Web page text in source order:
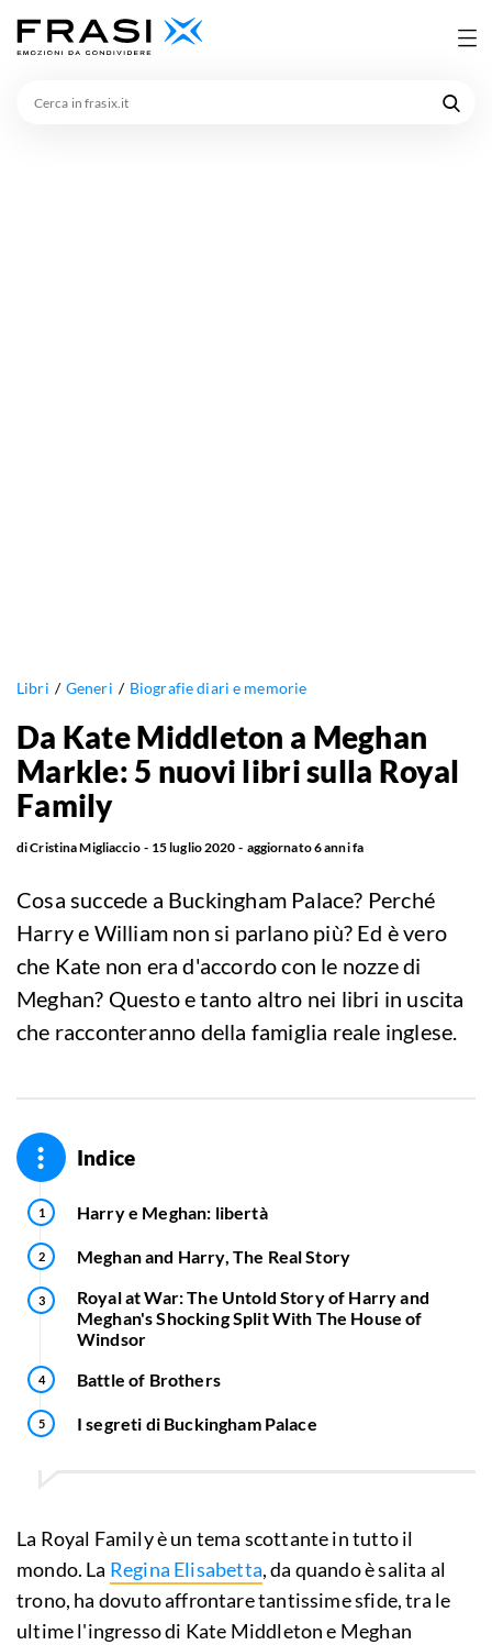
Libri Generi Biografie diari e memorie
Da Kate Middleton a Meghan
Markle: 5 nuovi libri sulla Royal
Family
diCristina Migliaccio 15 luglio 2020 aggiornato6 anni fa
Cosa succede a Buckingham Palace? Perché
Harry e William non si parlano più? Ed è vero
che Kate non era d'accordo con le nozze di
Meghan? Questo e tanto altro nei libri in uscita
che racconteranno della famiglia reale inglese.
Indice
Harry e Meghan: libertà
Meghan and Harry, The Real Story
Royal at War: The Untold Story of Harry and
Meghan's Shocking Split With The House of
Windsor
Battle of Brothers
I segreti di Buckingham Palace
La Royal Family è un tema scottante in tutto il
mondo. La Regina Elisabetta, da quando è salita al
trono, ha dovuto affrontare tantissime sfide, tra le
ultime l'ingresso di Kate Middleton e Meghan